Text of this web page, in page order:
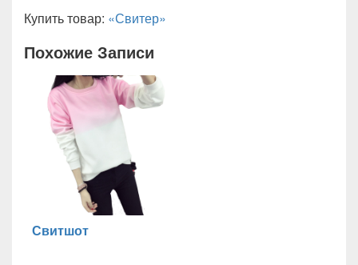
Купить товар: «Свитер»
Похожие Записи
Свитшот